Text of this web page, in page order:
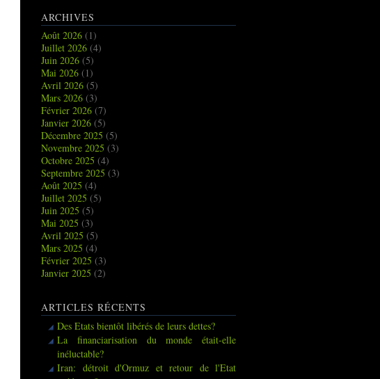
ARCHIVES
Août 2026 (1)
Juillet 2026 (4)
Juin 2026 (5)
Mai 2026 (1)
Avril 2026 (5)
Mars 2026 (3)
Février 2026 (7)
Janvier 2026 (5)
Décembre 2025 (5)
Novembre 2025 (3)
Octobre 2025 (4)
Septembre 2025 (3)
Août 2025 (4)
Juillet 2025 (5)
Juin 2025 (5)
Mai 2025 (3)
Avril 2025 (5)
Mars 2025 (4)
Février 2025 (3)
Janvier 2025 (2)
ARTICLES RÉCENTS
Des Etats bientôt libérés de leurs dettes?
La financiarisation du monde était-elle
inéluctable?
Iran: détroit d'Ormuz et retour de l'Etat